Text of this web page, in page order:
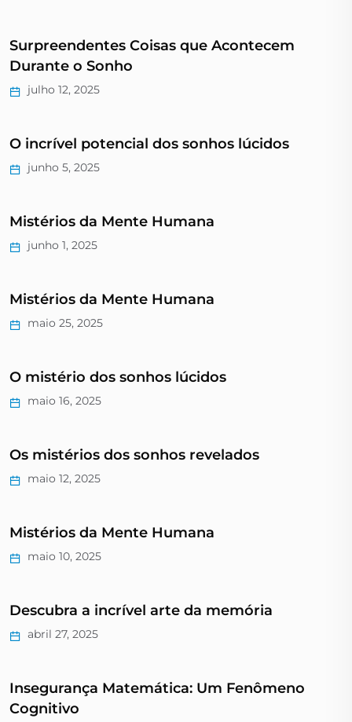
Surpreendentes Coisas que Acontecem
Durante o Sonho
julho 12, 2025
O incrível potencial dos sonhos lúcidos
junho 5, 2025
Mistérios da Mente Humana
junho 1, 2025
Mistérios da Mente Humana
maio 25, 2025
O mistério dos sonhos lúcidos
maio 16, 2025
Os mistérios dos sonhos revelados
maio 12, 2025
Mistérios da Mente Humana
maio 10, 2025
Descubra a incrível arte da memória
abril 27, 2025
Insegurança Matemática: Um Fenômeno
Cognitivo